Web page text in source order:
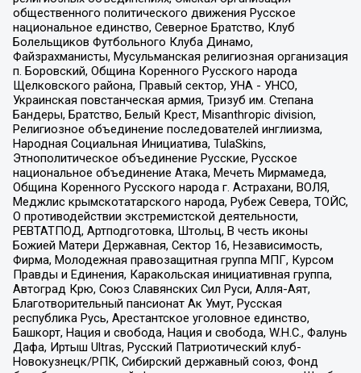
общественного политического движения Русское
национальное единство, Северное Братство, Клуб
Болельщиков Футбольного Клуба Динамо,
Файзрахманисты, Мусульманская религиозная организация
п. Боровский, Община Коренного Русского народа
Щелковского района, Правый сектор, УНА - УНСО,
Украинская повстанческая армия, Тризуб им. Степана
Бандеры, Братство, Белый Крест, Misanthropic division,
Религиозное объединение последователей инглиизма,
Народная Социальная Инициатива, TulaSkins,
Этнополитическое объединение Русские, Русское
национальное объединение Атака, Мечеть Мирмамеда,
Община Коренного Русского народа г. Астрахани, ВОЛЯ,
Меджлис крымскотатарского народа, Рубеж Севера, ТОЙС,
О противодействии экстремистской деятельности,
РЕВТАТПОД, Артподготовка, Штольц, В честь иконы
Божией Матери Державная, Сектор 16, Независимость,
Фирма, Молодежная правозащитная группа МПГ, Курсом
Правды и Единения, Каракольская инициативная группа,
Автоград Крю, Союз Славянских Сил Руси, Алля-Аят,
Благотворительный пансионат Ак Умут, Русская
республика Русь, Арестантское уголовное единство,
Башкорт, Нация и свобода, Нация и свобода, W.H.С., Фалунь
Дафа, Иртыш Ultras, Русский Патриотический клуб-
Новокузнецк/РПК, Сибирский державный союз, Фонд